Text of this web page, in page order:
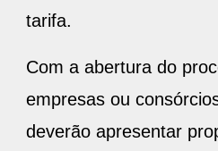
tarifa.
Com a abertura do
empresas ou
deverão apresentar